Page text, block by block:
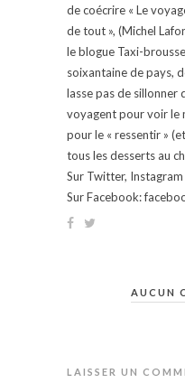
de coécrire « Le
de tout », (Michel
le blogue Taxi-
soixantaine de pays,
lasse pas de sillonner
voyagent pour voir le
pour le « ressentir »
tous les desserts au
Sur Twitter,
Sur Facebook:
AUCUN
LAISSER UN